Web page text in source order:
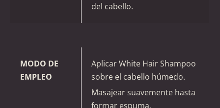
del cabello.
MODO DE
EMPLEO
Aplicar White Hair Shampoo
sobre el cabello húmedo.
Masajear suavemente hasta
formar espuma.